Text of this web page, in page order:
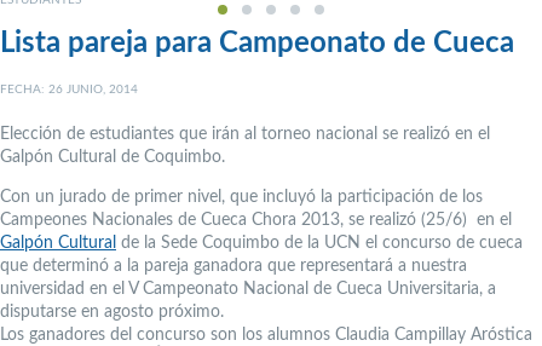
Lista pareja para Campeonato de Cueca
FECHA: 26 JUNIO, 2014
Elección de estudiantes que irán al torneo nacional se realizó en el
Galpón Cultural de Coquimbo.
Con un jurado de primer nivel, que incluyó la participación de los
Campeones Nacionales de Cueca Chora 2013, se realizó (25/6) en el
Galpón Cultural de la Sede Coquimbo de la UCN el concurso de cueca
que determinó a la pareja ganadora que representará a nuestra
universidad en el V Campeonato Nacional de Cueca Universitaria, a
disputarse en agosto próximo.
Los ganadores del concurso son los alumnos Claudia Campillay Aróstica